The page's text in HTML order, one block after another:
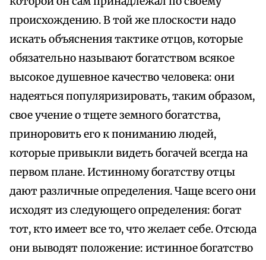
происхождению. В той же плоскости надо
искать объяснения тактике отцов, которые
обязательно называют богатством всякое
высокое душевное качество человека: они
надеяться популяризировать, таким образом,
свое учение о тщете земного богатства,
приноровить его к пониманию людей,
которые привыкли видеть богачей всегда на
первом плане. Истинному богатству отцы
дают различные определения. Чаще всего они
исходят из следующего определения: богат
тот, кто имеет все то, что желает себе. Отсюда
они выводят положение: истинное богатство